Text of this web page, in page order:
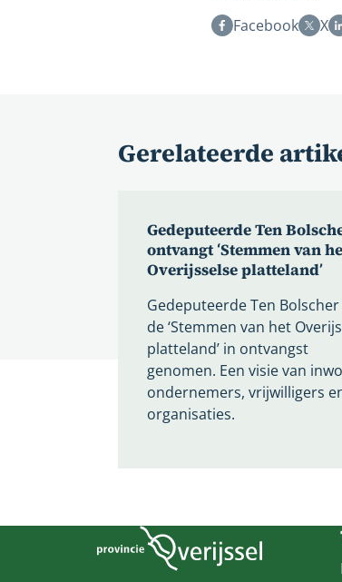
Facebook
X
Gerelateerde
Gedeputeerde Ten
ontvangt ‘Stemmen van
Overijsselse platteland’
Gedeputeerde Ten
de ‘Stemmen van het
platteland’ in ontvangst
genomen. Een visie van
ondernemers, vrijwilligers
organisaties.